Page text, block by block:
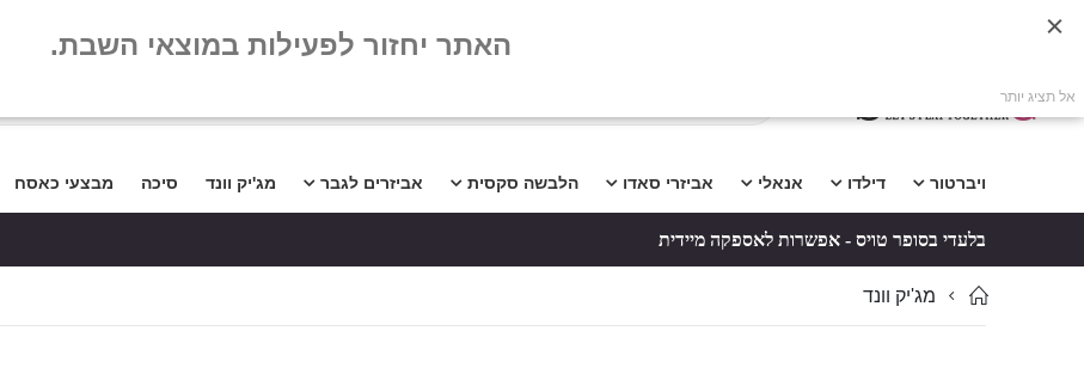
ויברטור דילדו אנאלי אביזרי סאדו הלבשה סקסית אביזרים לגבר מג'יק וונד סיכה מבצעי כאסח
בלעדי בסופר טויס - אפשרות לאספקה מיידית
מג'יק וונד
האתר יחזור לפעילות במוצאי השבת.
אל תציג יותר